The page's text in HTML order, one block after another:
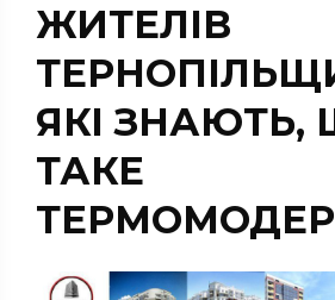
ЖИТЕЛІВ
ЯКІ ЗНАЮТЬ,
ТАКЕ